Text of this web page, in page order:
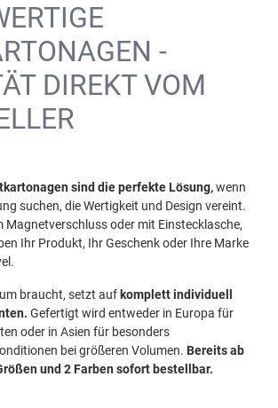
-
DIREKT VOM
sind die perfekte Lösung,wenn
suchen, die Wertigkeit und Design vereint.
Magnetverschluss oder mit Einstecklasche,
Ihr Produkt, Ihr Geschenk oder Ihre Marke
braucht, setzt auf komplett individuell
Gefertigt wird entweder in Europa für
oder in Asien für besonders
bei größeren Volumen. Bereits ab
und 2 Farben sofort bestellbar.